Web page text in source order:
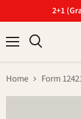
2+1
Home Form